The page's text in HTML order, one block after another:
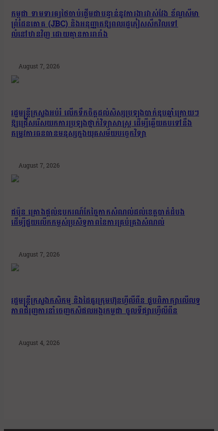
កម្ពុជា ទាមទារឲ្យថៃចាប់ផ្តើមជាបន្ទាន់នូវការងារវាស់វែង ខ័ណ្ឌសីមា
ព្រំដែនគោគ (JBC) និងអនុញ្ញាតឱ្យពលរដ្ឋភៀសសឹកវិលទៅ
លំនៅឋានវិញ ដោយគ្មានការរារាំង
August 7, 2026
រដ្ឋមន្រ្តីក្រសួងអប់រំ លើកទឹកចិត្តដល់សិស្សប្រឡងបាក់ឌុបឆ្នាំក្រោយៗ
ឱ្យជ្រើសរើសយកការប្រឡងថ្នាក់វិទ្យាសាស្ត្រ ដើម្បីឆ្លើយតបទៅនឹង
តម្រូវការធនធានមនុស្សក្នុងយុគសម័យបច្ចេកវិទ្យា
August 7, 2026
ជប៉ុន គ្រោងផ្តល់ឧបករណ៍កែច្នៃកាកសំណល់ដល់ខេត្តបាត់ដំបង
ដើម្បីជួយលើកកម្ពស់ប្រសិទ្ធភាពនៃការគ្រប់គ្រងសំណល់
August 7, 2026
រដ្ឋមន្រ្តីក្រសួងកសិកម្ម និងដៃគូរក្រុមហ៊ុនហ្វីលីពីន ជួបពិភាក្សាលើលទ្ធ
ភាពជំរុញការនាំចេញកសិផលអង្ករកម្ពុជា ចូលទីផ្សារហ្វីលីពីន
August 4, 2026